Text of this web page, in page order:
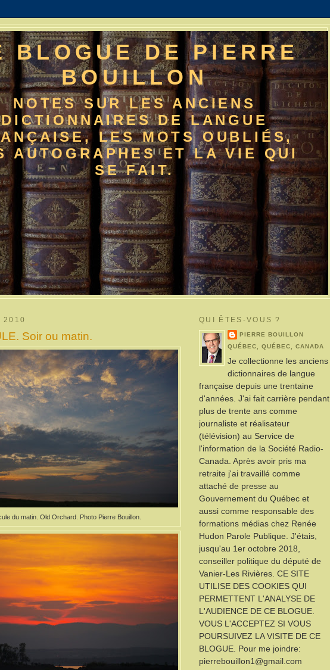
BLOGUE DE PIERRE
BOUILLON
NOTES SUR LES ANCIENS
DICTIONNAIRES DE LANGUE
LES MOTS OUBLIÉS,
AUTOGRAPHES ET LA VIE QUI
SE FAIT.
2010
Soir ou matin.
du matin. Old Orchard. Photo Pierre Bouillon.
QUI ÊTES-VOUS ?
PIERRE BOUILLON
QUÉBEC, QUÉBEC, CANADA
Je collectionne les anciens
dictionnaires de langue
française depuis une trentaine
d'années. J'ai fait carrière pendant
plus de trente ans comme
journaliste et réalisateur
(télévision) au Service de
l'information de la Société Radio-
Canada. Après avoir pris ma
retraite j'ai travaillé comme
attaché de presse au
Gouvernement du Québec et
aussi comme responsable des
formations médias chez Renée
Hudon Parole Publique. J'étais,
jusqu'au 1er octobre 2018,
conseiller politique du député de
Vanier-Les Rivières. CE SITE
UTILISE DES COOKIES QUI
PERMETTENT L'ANALYSE DE
L'AUDIENCE DE CE BLOGUE.
VOUS L'ACCEPTEZ SI VOUS
POURSUIVEZ LA VISITE DE CE
BLOGUE. Pour me joindre:
pierrebouillon1@gmail.com